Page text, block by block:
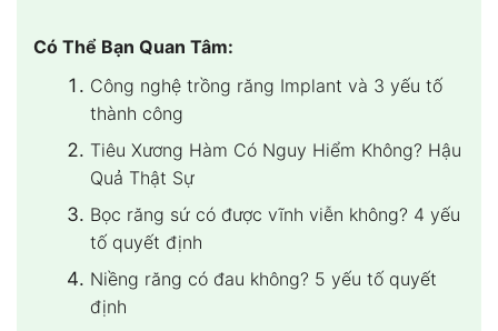
Có Thể Bạn Quan Tâm:
Công nghệ trồng răng Implant và 3 yếu tố
thành công
Tiêu Xương Hàm Có Nguy Hiểm Không? Hậu
Quả Thật Sự
Bọc răng sứ có được vĩnh viễn không? 4 yếu
tố quyết định
Niềng răng có đau không? 5 yếu tố quyết
định